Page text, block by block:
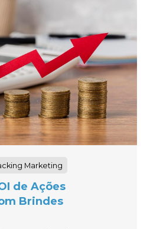
Marketing
de Ações
Brindes